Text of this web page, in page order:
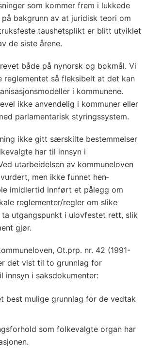
som kommer frem i lukkede
bakgrunn av at juridisk teori om
taushetsplikt er blitt utviklet
de siste årene.
både på nynorsk og bokmål. Vi
reglementet så fleksibelt at det kan
i kommunene.
ikke an­vendelig i kommuner eller
parlamentarisk styringssystem.
ikke gitt særskilte bestemmelser
har til innsyn i
utarbeidelsen av kommuneloven
men ikke funnet hen­
imidlertid innført et pålegg om
reglementer/regler om slike
utgangs­punkt i ulovfestet rett, slik
gjør.
Ot.prp. nr. 42 (1991-
det vist til to grunnlag for
i saksdokumenter:
best mulige grunnlag for de vedtak
som folkevalgte organ har